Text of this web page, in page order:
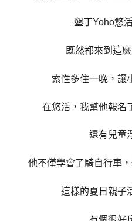
墾丁Yoho悠
既然都來到這
索性多住一晚，讓
在悠活，我幫他報名
還有兒童
他不僅學會了騎自行車
這樣的夏日親子